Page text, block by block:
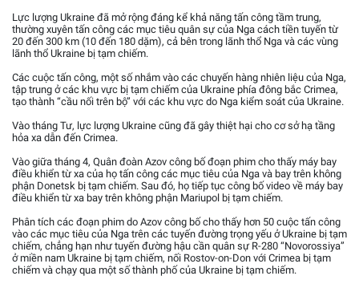
Lực lượng Ukraine đã mở rộng đáng kể khả năng tấn công tầm trung,
thường xuyên tấn công các mục tiêu quân sự của Nga cách tiền tuyến từ
20 đến 300 km (10 đến 180 dặm), cả bên trong lãnh thổ Nga và các vùng
lãnh thổ Ukraine bị tạm chiếm.
Các cuộc tấn công, một số nhắm vào các chuyến hàng nhiên liệu của Nga,
tập trung ở các khu vực bị tạm chiếm của Ukraine phía đông bắc Crimea,
tạo thành “cầu nối trên bộ” với các khu vực do Nga kiểm soát của Ukraine.
Vào tháng Tư, lực lượng Ukraine cũng đã gây thiệt hại cho cơ sở hạ tầng
hỏa xa dẫn đến Crimea.
Vào giữa tháng 4, Quân đoàn Azov công bố đoạn phim cho thấy máy bay
điều khiển từ xa của họ tấn công các mục tiêu của Nga và bay trên không
phận Donetsk bị tạm chiếm. Sau đó, họ tiếp tục công bố video về máy bay
điều khiển từ xa bay trên không phận Mariupol bị tạm chiếm.
Phân tích các đoạn phim do Azov công bố cho thấy hơn 50 cuộc tấn công
vào các mục tiêu của Nga trên các tuyến đường trọng yếu ở Ukraine bị tạm
chiếm, chẳng hạn như tuyến đường hậu cần quân sự R-280 “Novorossiya”
ở miền nam Ukraine bị tạm chiếm, nối Rostov-on-Don với Crimea bị tạm
chiếm và chạy qua một số thành phố của Ukraine bị tạm chiếm.